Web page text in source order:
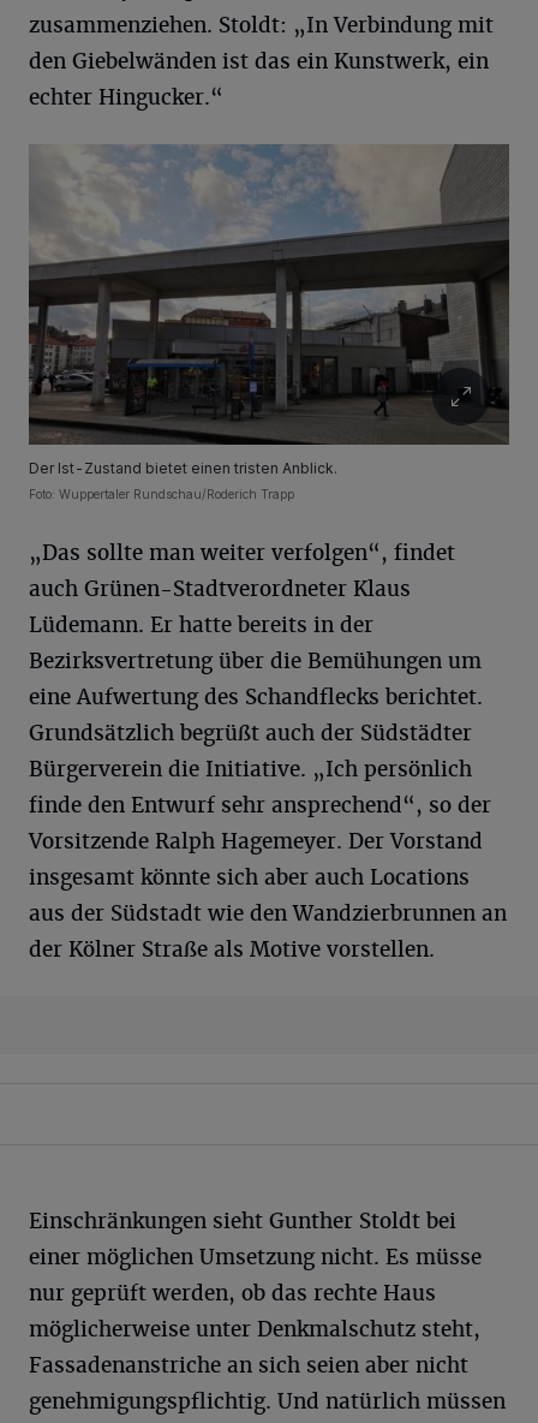
zusammenziehen. Stoldt: „In Verbindung mit
den Giebelwänden ist das ein Kunstwerk, ein
echter Hingucker.“
Der Ist-Zustand bietet einen tristen Anblick.
Foto: Wuppertaler Rundschau/Roderich Trapp
„Das sollte man weiter verfolgen“, findet
auch Grünen-Stadtverordneter Klaus
Lüdemann. Er hatte bereits in der
Bezirksvertretung über die Bemühungen um
eine Aufwertung des Schandflecks berichtet.
Grundsätzlich begrüßt auch der Südstädter
Bürgerverein die Initiative. „Ich persönlich
finde den Entwurf sehr ansprechend“, so der
Vorsitzende Ralph Hagemeyer. Der Vorstand
insgesamt könnte sich aber auch Locations
aus der Südstadt wie den Wandzierbrunnen an
der Kölner Straße als Motive vorstellen.
Einschränkungen sieht Gunther Stoldt bei
einer möglichen Umsetzung nicht. Es müsse
nur geprüft werden, ob das rechte Haus
möglicherweise unter Denkmalschutz steht,
Fassadenanstriche an sich seien aber nicht
genehmigungspflichtig. Und natürlich müssen